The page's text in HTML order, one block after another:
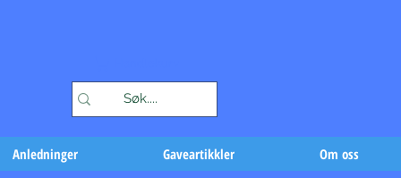
Anledninger Gaveartikkler Om oss